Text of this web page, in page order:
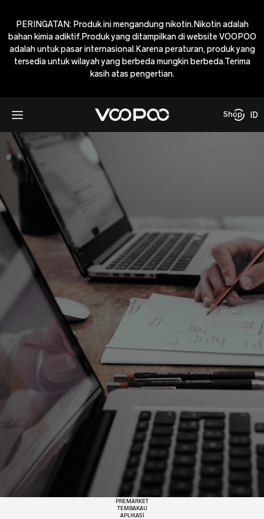
PERINGATAN: Produk ini mengandung nikotin.Nikotin adalah
bahan kimia adiktif.Produk yang ditampilkan di website VOOPOO
adalah untuk pasar internasional.Karena peraturan, produk yang
tersedia untuk wilayah yang berbeda mungkin berbeda.Terima
kasih atas pengertian.
ID
PREMARKET
TEMBAKAU
APLIKASI